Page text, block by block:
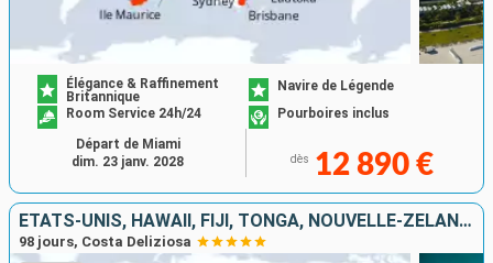
Élégance & Raffinement
Britannique
Navire de Légende
Room Service 24h/24
Pourboires inclus
dès 12 890 €
Départ de Miami
dim. 23 janv. 2028
ÉTATS-UNIS, HAWAII, FIJI, TONGA, NOUVELLE-ZÉLANDE, AUSTRALIE, JAPON, CORÉE DU SUD, TAÏWAN, CHINE, SINGAPOUR, MALAISIE, THAÏLANDE, SRI LANKA, AFRIQUE DU SUD
98 jours, Costa Deliziosa